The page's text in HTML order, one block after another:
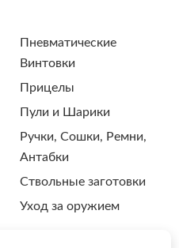
Пневматические
Винтовки
Прицелы
Пули и Шарики
Ручки, Сошки, Ремни,
Антабки
Ствольные заготовки
Уход за оружием